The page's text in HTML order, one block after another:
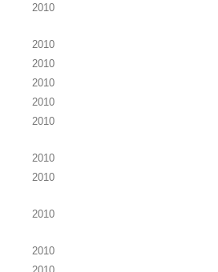
2010
2010
2010
2010
2010
2010
2010
2010
2010
2010